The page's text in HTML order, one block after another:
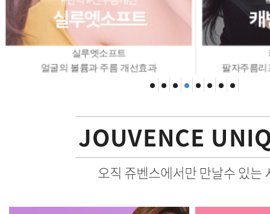
볼륨과 주름 개선효과
팔자주름리프팅,V라인리프